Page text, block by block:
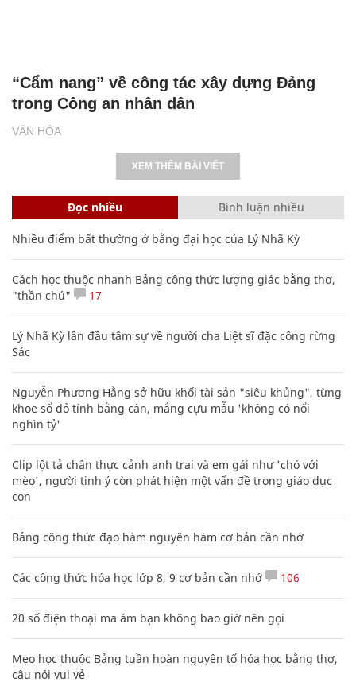
VĂN HÓA
“Cẩm nang” về công tác xây dựng Đảng
trong Công an nhân dân
XEM THÊM BÀI VIẾT
Đọc nhiều Bình luận nhiều
Nhiều điểm bất thường ở bằng đại học của Lý Nhã Kỳ
Cách học thuộc nhanh Bảng công thức lượng giác bằng thơ,
"thần chú"
17
Lý Nhã Kỳ lần đầu tâm sự về người cha Liệt sĩ đặc công rừng
Sác
Nguyễn Phương Hằng sở hữu khối tài sản "siêu khủng", từng
khoe sổ đỏ tính bằng cân, mắng cựu mẫu 'không có nổi
nghìn tỷ'
Clip lột tả chân thực cảnh anh trai và em gái như 'chó với
mèo', người tinh ý còn phát hiện một vấn đề trong giáo dục
con
Bảng công thức đạo hàm nguyên hàm cơ bản cần nhớ
Các công thức hóa học lớp 8, 9 cơ bản cần nhớ 106
20 số điện thoại ma ám bạn không bao giờ nên gọi
Mẹo học thuộc Bảng tuần hoàn nguyên tố hóa học bằng thơ,
câu nói vui vẻ